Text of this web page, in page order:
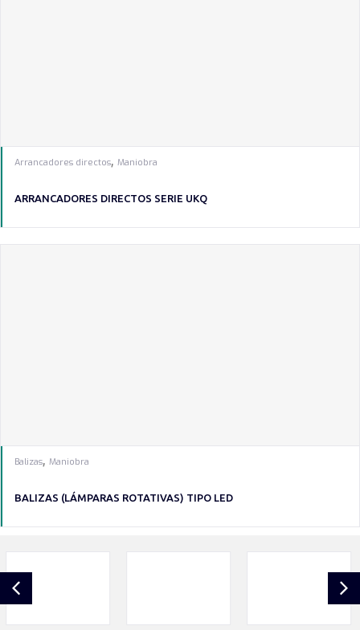
Arrancadores directos, Maniobra
ARRANCADORES DIRECTOS SERIE UKQ
Balizas, Maniobra
BALIZAS (LÁMPARAS ROTATIVAS) TIPO LED